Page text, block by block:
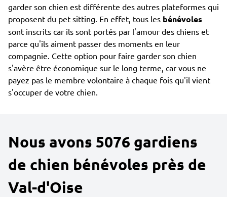
garder son chien est différente des autres plateformes qui
proposent du pet sitting. En effet, tous les bénévoles
sont inscrits car ils sont portés par l'amour des chiens et
parce qu'ils aiment passer des moments en leur
compagnie. Cette option pour faire garder son chien
s'avère être économique sur le long terme, car vous ne
payez pas le membre volontaire à chaque fois qu'il vient
s'occuper de votre chien.
Nous avons 5076 gardiens
de chien bénévoles près de
Val-d'Oise